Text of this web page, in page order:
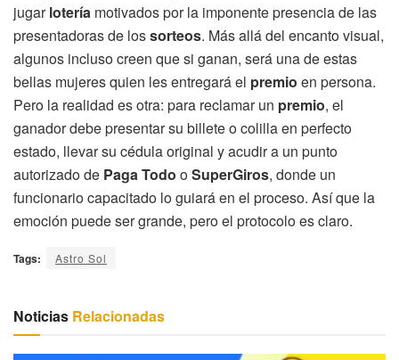
jugarlotería motivados por la imponente presencia de las
presentadoras de lossorteos. Más allá del encanto visual,
algunos incluso creen que si ganan, será una de estas
bellas mujeres quien les entregará el premio en persona.
Pero la realidad es otra: para reclamar un premio, el
ganador debe presentar su billete o colilla en perfecto
estado, llevar su cédula original y acudir a un punto
autorizado de Paga Todo oSuperGiros, donde un
funcionario capacitado lo guiará en el proceso. Así que la
emoción puede ser grande, pero el protocolo es claro.
Tags: Astro Sol
Noticias Relacionadas